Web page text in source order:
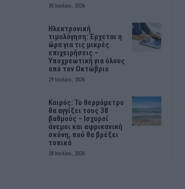
30 Ιουλίου, 2026
Ηλεκτρονική
τιμολόγηση: Έρχεται η
ώρα για τις μικρές
επιχειρήσεις –
Υποχρεωτική για όλους
από τον Οκτώβριο
29 Ιουλίου, 2026
Καιρός: Το θερμόμετρο
θα αγγίξει τους 38
βαθμούς – Ισχυροί
άνεμοι και αφρικανική
σκόνη, πού θα βρέξει
τοπικά
28 Ιουλίου, 2026